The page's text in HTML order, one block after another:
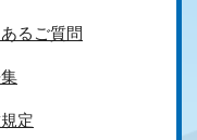
るご質問
定